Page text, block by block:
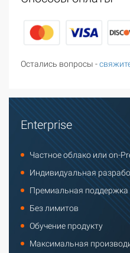
Остались вопросы -
Enterprise
Частное облако или on-
Индивидуальная
Премиальная поддержка
Без лимитов
Обучение продукту
Максимальная